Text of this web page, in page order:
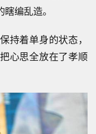
残酷的娱乐圈早就
们再唠唠他的感情
炒作恋情绯闻的娱